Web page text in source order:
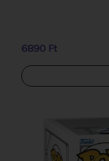
6890 Ft